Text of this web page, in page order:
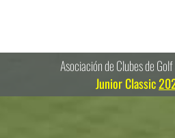
Asociación de Clubes de
Junior Classic